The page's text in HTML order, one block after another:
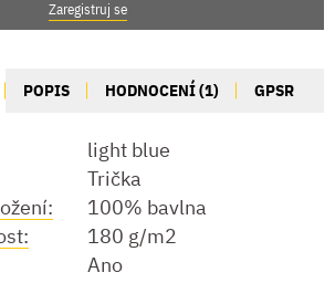
Zaregistruj se
POPIS HODNOCENÍ (1) GPSR
light blue
Trička
100% bavlna
180 g/m2
Ano